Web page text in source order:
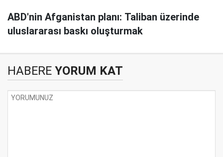
ABD'nin Afganistan planı: Taliban üzerinde
uluslararası baskı oluşturmak
HABERE YORUM KAT